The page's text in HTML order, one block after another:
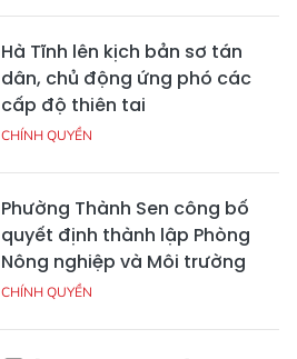
Hà Tĩnh lên kịch bản sơ tán
dân, chủ động ứng phó các
cấp độ thiên tai
CHÍNH QUYỀN
Phường Thành Sen công bố
quyết định thành lập Phòng
Nông nghiệp và Môi trường
CHÍNH QUYỀN